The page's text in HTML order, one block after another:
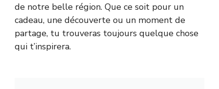
de notre belle région. Que ce soit pour un
cadeau, une découverte ou un moment de
partage, tu trouveras toujours quelque chose
qui t’inspirera.